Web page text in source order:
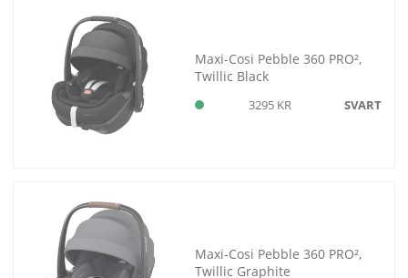
Maxi-Cosi Pebble 360 PRO²,
Twillic Black
3295 KR SVART
Maxi-Cosi Pebble 360 PRO²,
Twillic Graphite